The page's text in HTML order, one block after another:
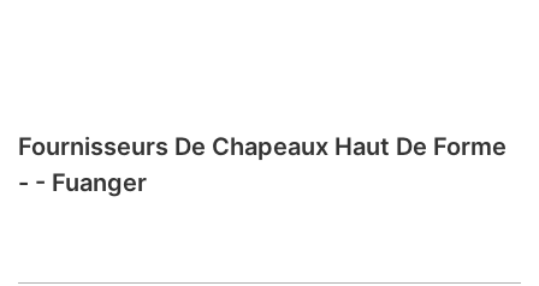
Fournisseurs De Chapeaux Haut De Forme
- - Fuanger